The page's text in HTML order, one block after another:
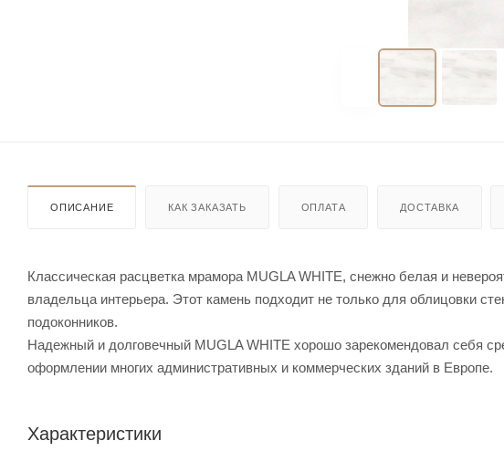
ОПИСАНИЕ КАК ЗАКАЗАТЬ ОПЛАТА ДОСТАВКА
Классическая расцветка мрамора MUGLA WHITE, снежно белая и
владельца интерьера. Этот камень подходит не только для облицовки
подоконников.
Надежный и долговечный MUGLA WHITE хорошо зарекомендовал себя
оформлении многих административных и коммерческих зданий в Европе.
Характеристики